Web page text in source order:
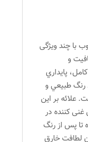
با چند ویژگی
و
پايداري
رنگ طبيعي و
علائه بر این
با ترکیب 7 روغن غنی کننده در
تا پس از رنگ
لطافت خارق